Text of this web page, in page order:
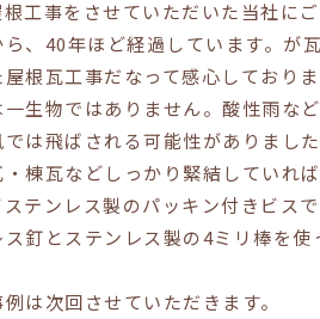
工事をさせていただいた当社にご
、40年ほど経過しています。が
根瓦工事だなって感心しておりま
生物ではありません。酸性雨な
は飛ばされる可能性がありました
棟瓦などしっかり緊結していれ
テンレス製のパッキン付きビス
釘とステンレス製の4ミリ棒を
は次回させていただきます。